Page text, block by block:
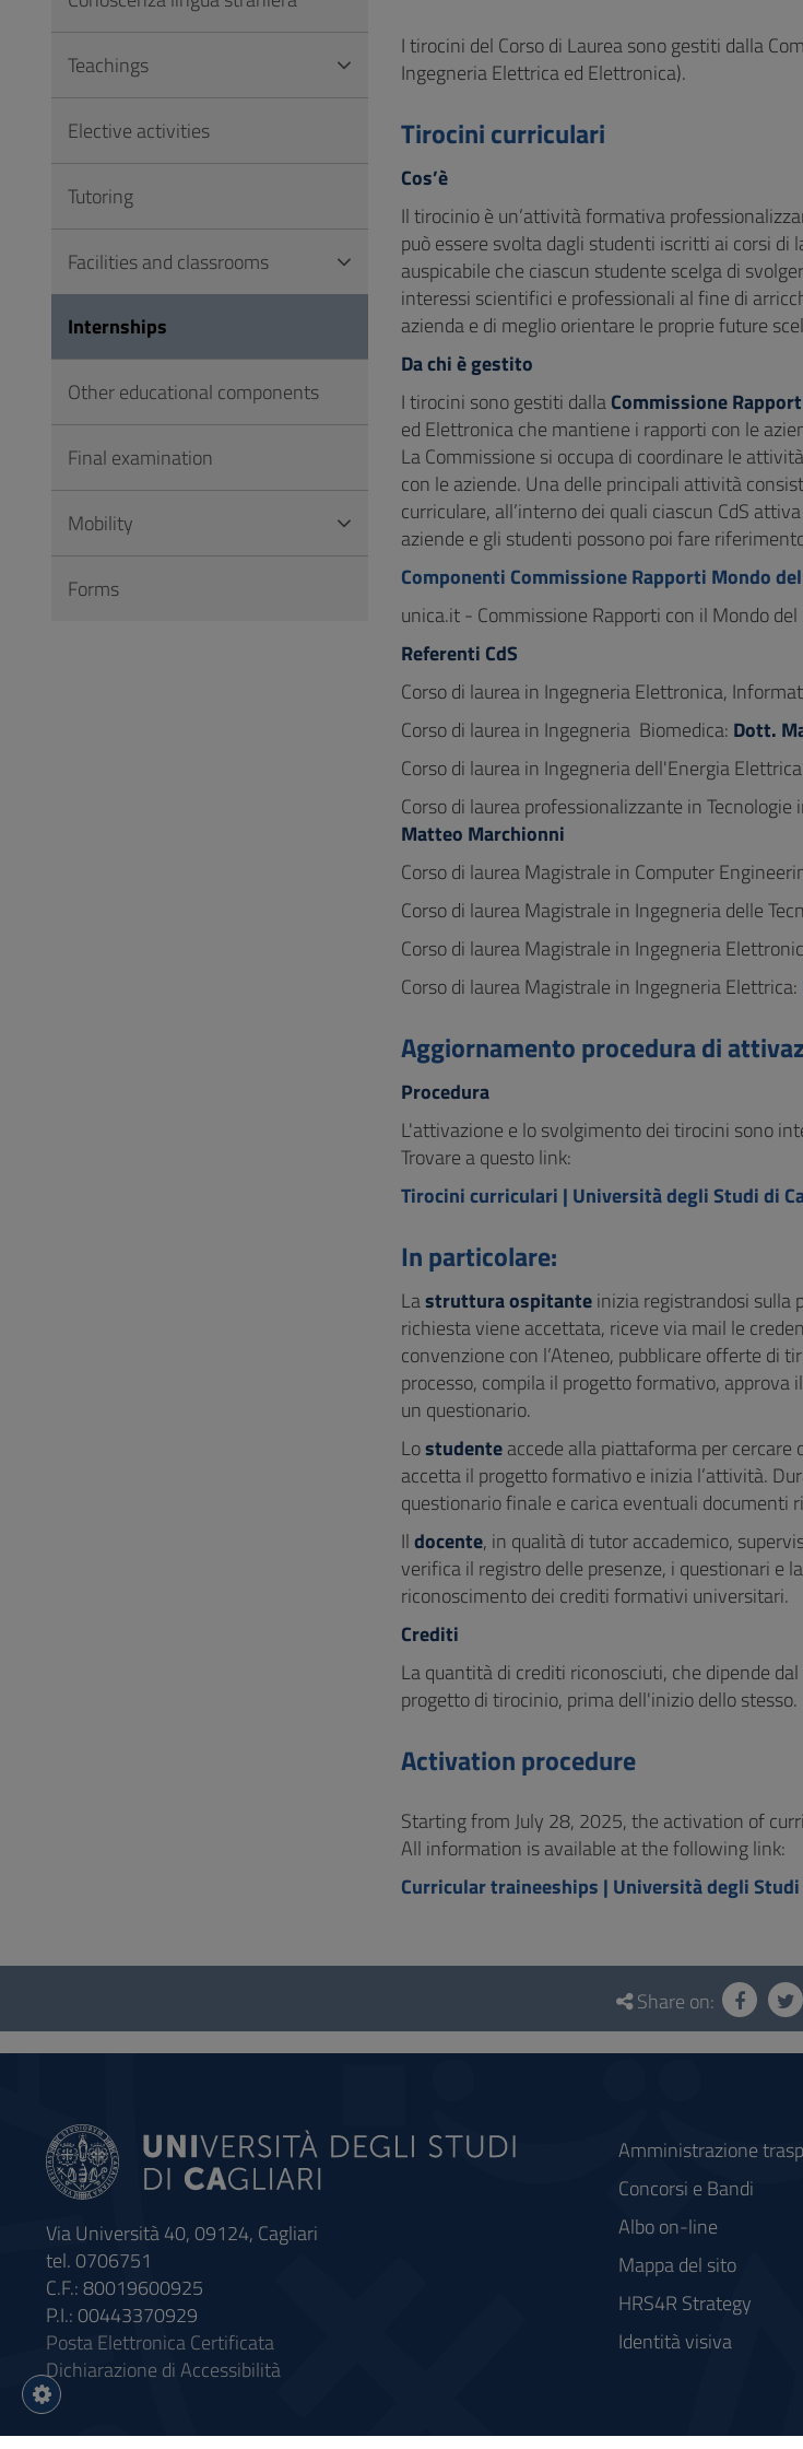
Footer
I tirocini del Corso di Laurea sono gestiti dalla
Ingegneria Elettrica ed Elettronica).
Tirocini curriculari
Cos’è
Il tirocinio è un’attività formativa
può essere svolta dagli studenti iscritti ai corsi
auspicabile che ciascun studente scelga di
interessi scientifici e professionali al fine di
azienda e di meglio orientare le proprie future
Da chi è gestito
I tirocini sono gestiti dallaCommissione
ed Elettronica che mantiene i rapporti con le
La Commissione si occupa di coordinare le
con le aziende. Una delle principali attività
curriculare, all’interno dei quali ciascun CdS
aziende e gli studenti possono poi fare
Componenti Commissione Rapporti Mondo
unica.it - Commissione Rapporti con il Mondo
Referenti CdS
Corso di laurea in Ingegneria Elettronica,
Corso di laurea in Ingegneria Biomedica: Dott.
Corso di laurea in Ingegneria dell'Energia
Corso di laurea professionalizzante in
Matteo Marchionni
Corso di laurea Magistrale in Computer
Corso di laurea Magistrale in Ingegneria delle
Corso di laurea Magistrale in Ingegneria
Corso di laurea Magistrale in Ingegneria Elettrica:
Aggiornamento procedura di
Procedura
L'attivazione e lo svolgimento dei tirocini sono
Trovare a questo link:
Tirocini curriculari | Università degli Studi di
In particolare:
Lastruttura ospitanteinizia registrandosi sulla
richiesta viene accettata, riceve via mail le
convenzione con l’Ateneo, pubblicare offerte di
processo, compila il progetto formativo,
un questionario.
Lostudenteaccede alla piattaforma per
accetta il progetto formativo e inizia l’attività.
questionario finale e carica eventuali documenti
Ildocente, in qualità di tutor accademico,
verifica il registro delle presenze, i questionari e
riconoscimento dei crediti formativi universitari.
Crediti
La quantità di crediti riconosciuti, che dipende
progetto di tirocinio, prima dell'inizio dello stesso.
Activation procedure
Starting from July 28, 2025, the activation of
All information is available at the following link:
Curricular traineeships | Università degli
Teachings
Elective activities
Tutoring
Facilities and classrooms
Internships
Other educational components
Final examination
Mobility
Forms
Questionnaire
social
Share on:
Via Università 40, 09124, Cagliari
tel. 0706751
C.F.: 80019600925
P.I.: 00443370929
Posta Elettronica Certificata
Dichiarazione di Accessibilità
Amministrazione
Concorsi e Bandi
Albo on-line
Mappa del sito
HRS4R Strategy
Identità visiva
Impostazioni
cookie